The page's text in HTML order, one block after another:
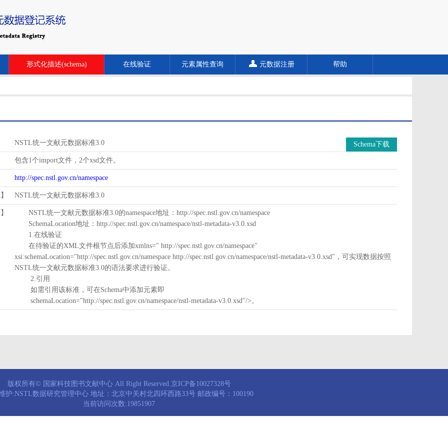
形式化描述(schema) 在线验证 元素属性查询 元数据注册 帮助
NSTL统一文献元数据标准3.0 Schema下载
包含1个import文件，2个xsd文件。
http://spec.nstl.gov.cn/namespace
NSTL统一文献元数据标准3.0
NSTL统一文献元数据标准3.0的namespace地址：http://spec.nstl.gov.cn/namespace
SchemaLocation地址：http://spec.nstl.gov.cn/namespace/nstl-metadata-v3.0.xsd
1.在线验证
在待验证的XML文件根节点后添加xmlns=" http://spec.nstl.gov.cn/namespace"
xsi:schemaLocation="http://spec.nstl.gov.cn/namespace http://spec.nstl.gov.cn/namespace/nstl-metadata-v3.0.xsd"，可实现数据按照
NSTL统一文献元数据标准3.0的语法要求进行验证。
2.引用
如需引用该标准，可在Schema中添加元素即
schemaLocation="http://spec.nstl.gov.cn/namespace/nstl-metadata-v3.0.xsd"/>。
版权所有© 国家科技图书文献中心 All Right Reserved.京ICP备10027328号
护:NSTL数据研究管理中心 地址：北京中关村北四环西路33号 邮政编号：100190
当前访问次数:19851907